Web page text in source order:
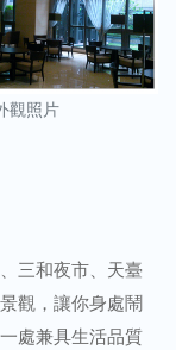
觀照片
三和夜市、天臺
觀，讓你身處鬧
處兼具生活品質